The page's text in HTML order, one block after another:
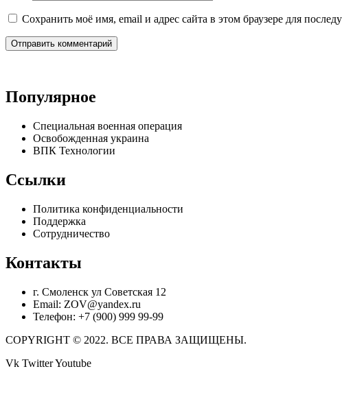
Сохранить моё имя, email и адрес сайта в этом браузере для
Популярное
Специальная военная операция
Освобожденная украина
ВПК Технологии
Ссылки
Политика конфиденциальности
Поддержка
Сотрудничество
Контакты
г. Смоленск ул Советская 12
Email: ZOV@yandex.ru
Телефон: +7 (900) 999 99-99
COPYRIGHT © 2022. ВСЕ ПРАВА ЗАЩИЩЕНЫ.
Vk TwitterYoutube